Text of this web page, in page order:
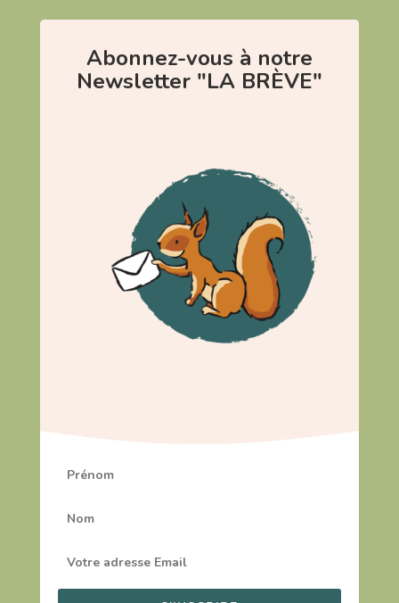
Abonnez-vous à notre
Newsletter "LA BRÈVE"